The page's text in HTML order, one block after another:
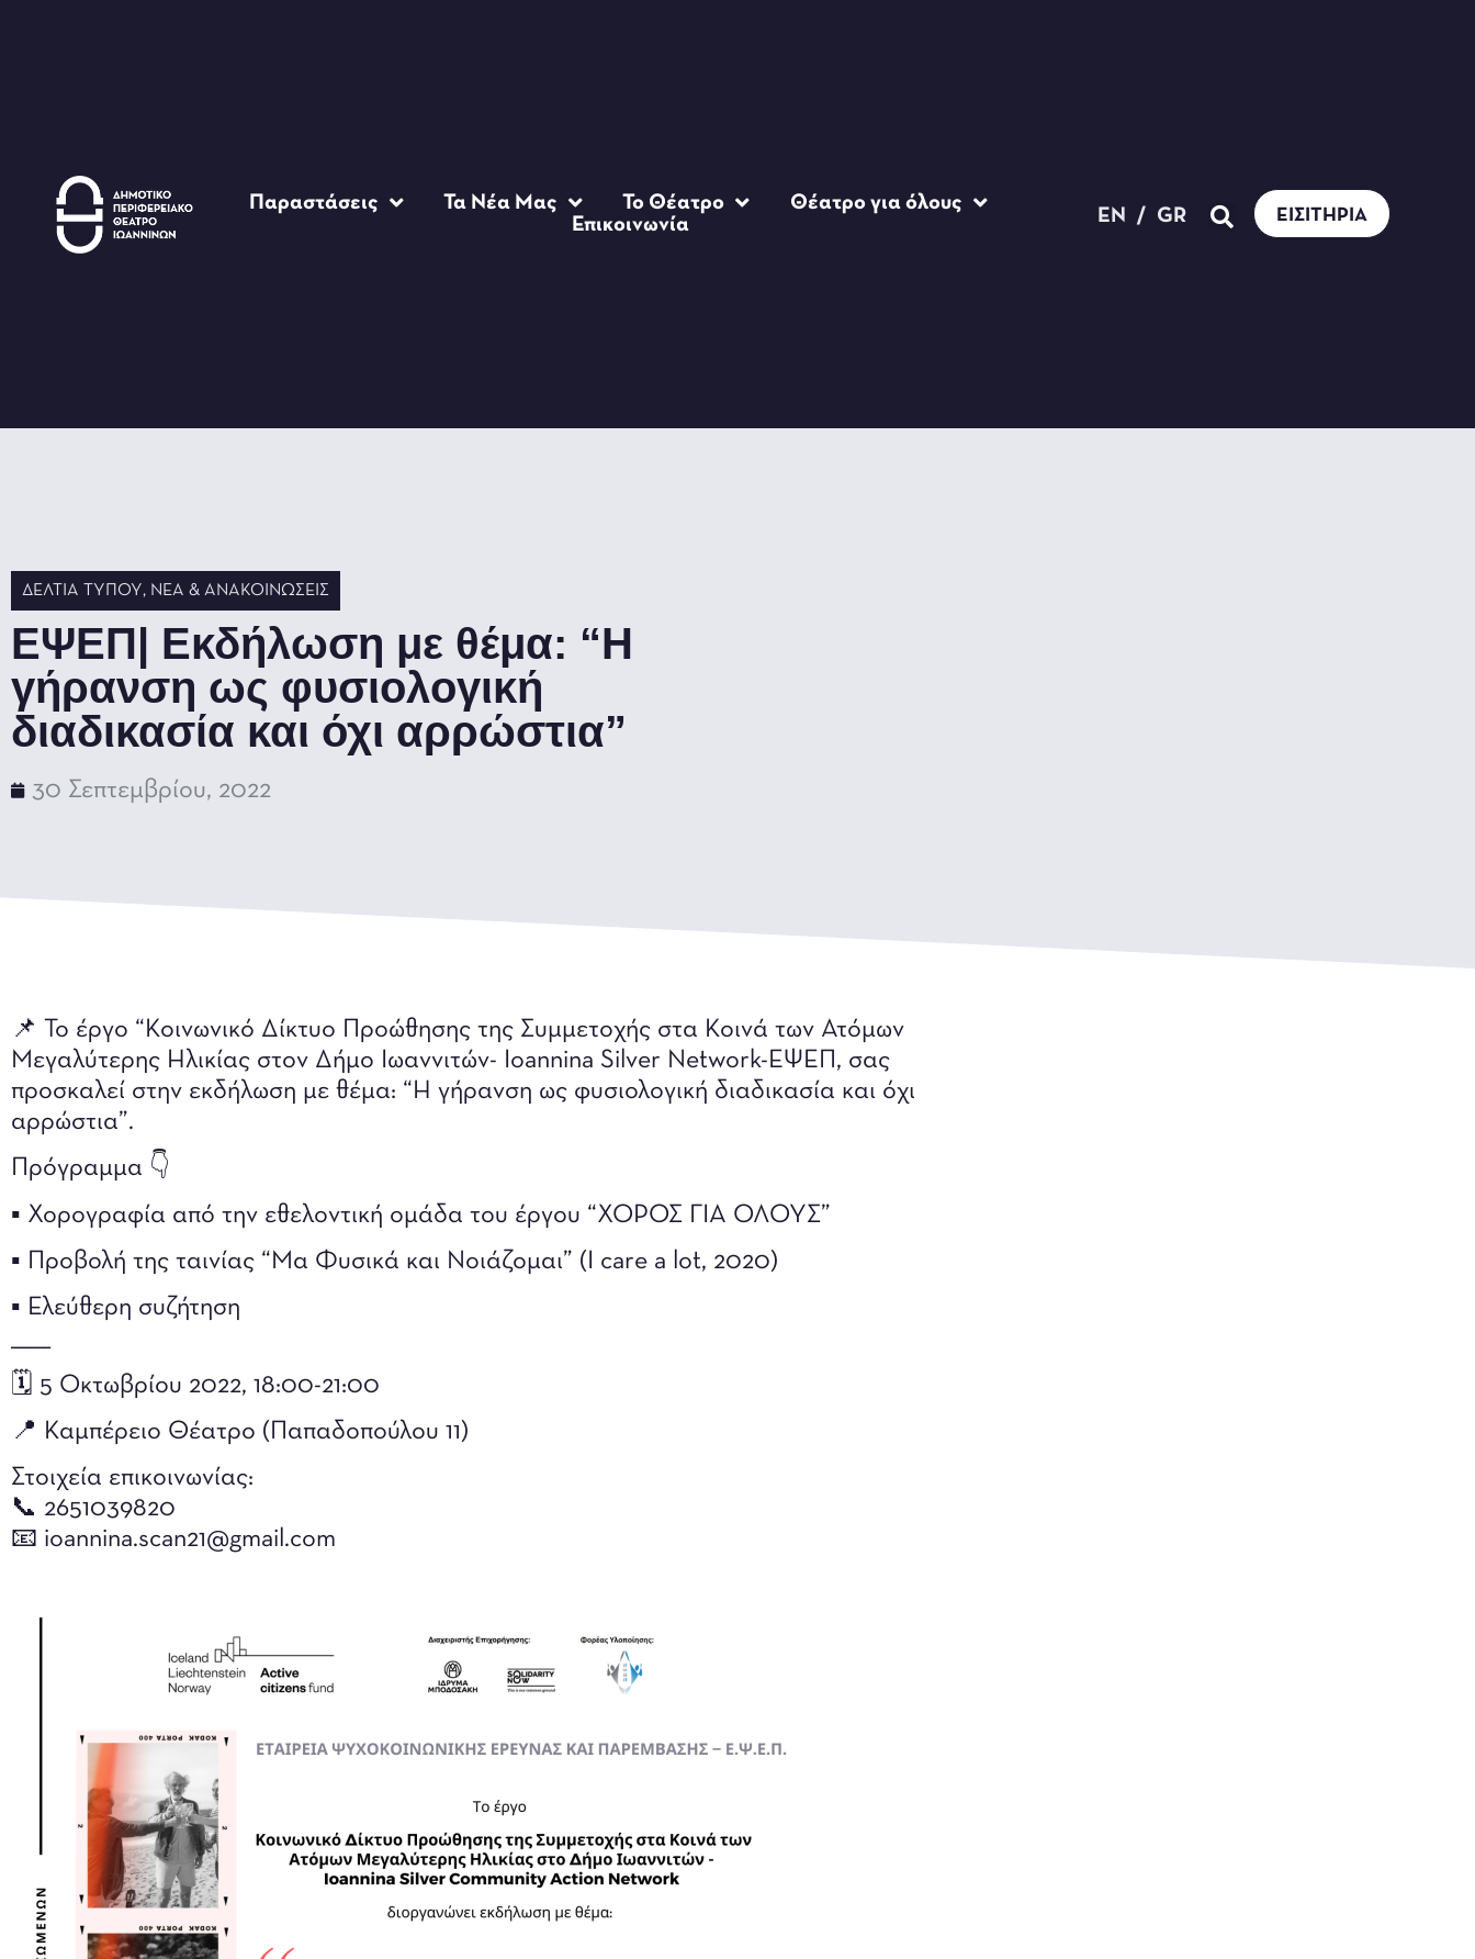
Παραστάσεις Τα Νέα Μας Το Θέατρο
Θέατρο για όλους
Επικοινωνία
EN / GR ΕΙΣΙΤΉΡΙΑ
ΔΕΛΤΊΑ ΤΎΠΟΥ, ΝΈΑ & ΑΝΑΚΟΙΝΏΣΕΙΣ
ΕΨΕΠ| Eκδήλωση με θέμα: “Η
γήρανση ως φυσιολογική
διαδικασία και όχι αρρώστια”
30 Σεπτεμβρίου, 2022
📌 Το έργο “Κοινωνικό Δίκτυο Προώθησης της Συμμετοχής στα Κοινά των Ατόμων
Μεγαλύτερης Ηλικίας στον Δήμο Ιωαννιτών- Ioannina Silver Network-ΕΨΕΠ, σας
προσκαλεί στην εκδήλωση με θέμα: “Η γήρανση ως φυσιολογική διαδικασία και όχι
αρρώστια”.
Πρόγραμμα 👇
▪️ Χορογραφία από την εθελοντική ομάδα του έργου “ΧΟΡΟΣ ΓΙΑ ΟΛΟΥΣ”
▪️ Προβολή της ταινίας “Μα Φυσικά και Νοιάζομαι” (I care a lot, 2020)
▪️ Ελεύθερη συζήτηση
🗓 5 Οκτωβρίου 2022, 18:00-21:00
📍 Καμπέρειο Θέατρο (Παπαδοπούλου 11)
Στοιχεία επικοινωνίας:
📞 2651039820
📧 ioannina.scan21@gmail.com